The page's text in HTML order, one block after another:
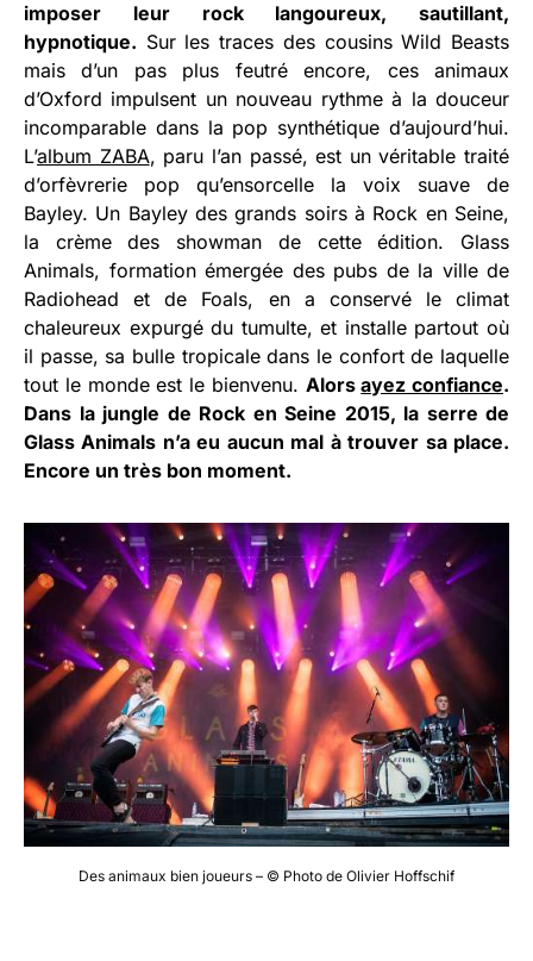
imposer leur rock langoureux, sautillant,
hypnotique. Sur les traces des cousins Wild Beasts
mais d’un pas plus feutré encore, ces animaux
d’Oxford impulsent un nouveau rythme à la douceur
incomparable dans la pop synthétique d’aujourd’hui.
L’album ZABA, paru l’an passé, est un véritable traité
d’orfèvrerie pop qu’ensorcelle la voix suave de
Bayley. Un Bayley des grands soirs à Rock en Seine,
la crème des showman de cette édition. Glass
Animals, formation émergée des pubs de la ville de
Radiohead et de Foals, en a conservé le climat
chaleureux expurgé du tumulte, et installe partout où
il passe, sa bulle tropicale dans le confort de laquelle
tout le monde est le bienvenu. Alorsayez confiance.
Dans la jungle de Rock en Seine 2015, la serre de
Glass Animals n’a eu aucun mal à trouver sa place.
Encore un très bon moment.
Des animaux bien joueurs – © Photo de Olivier Hoffschif